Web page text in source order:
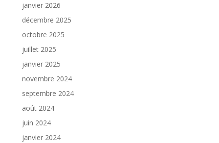
janvier 2026
décembre 2025
octobre 2025
juillet 2025
janvier 2025
novembre 2024
septembre 2024
août 2024
juin 2024
janvier 2024